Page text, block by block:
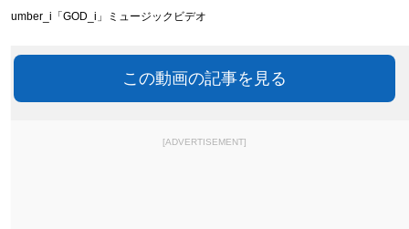
Number_i「GOD_i」ミュージックビデオ
この動画の記事を見る
[ADVERTISEMENT]